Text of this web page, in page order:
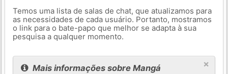
Temos uma lista de salas de chat, que atualizamos para
as necessidades de cada usuário. Portanto, mostramos
o link para o bate-papo que melhor se adapta à sua
pesquisa a qualquer momento.
×
Mais informações sobre Mangá